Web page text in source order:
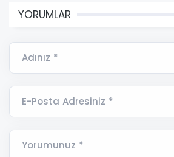
YORUMLAR
Adınız *
E-Posta Adresiniz *
Yorumunuz *